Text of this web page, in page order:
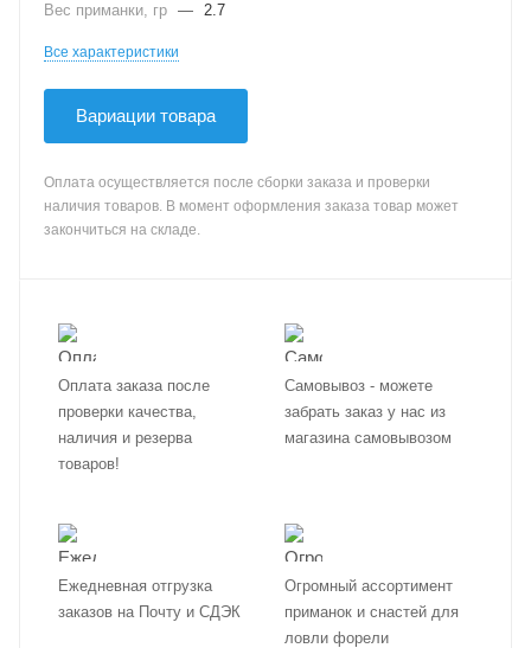
Вес приманки, гр — 2.7
Все характеристики
Вариации товара
Оплата осуществляется после сборки заказа и проверки
наличия товаров. В момент оформления заказа товар может
закончиться на складе.
Оплата заказа после
проверки качества,
наличия и резерва
товаров!
Самовывоз - можете
забрать заказ у нас из
магазина самовывозом
Ежедневная отгрузка
заказов на Почту и СДЭК
Огромный ассортимент
приманок и снастей для
ловли форели